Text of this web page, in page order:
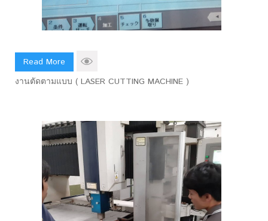
Read More
งานตัดตามแบบ ( LASER CUTTING MACHINE )